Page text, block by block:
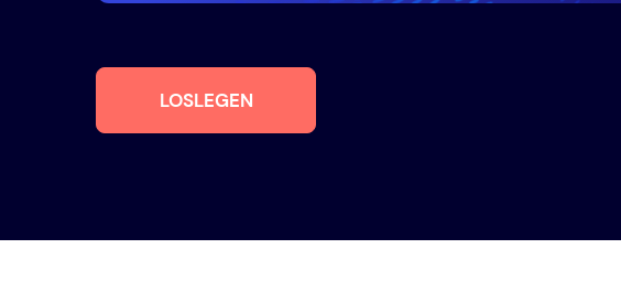
LOSLEGEN